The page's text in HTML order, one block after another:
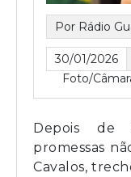
Por Rádio
30/01/2026
Foto/
Depois de
promessas
Cavalos,